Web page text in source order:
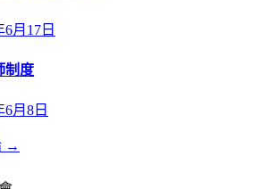
6月17日
制度
6月8日
→